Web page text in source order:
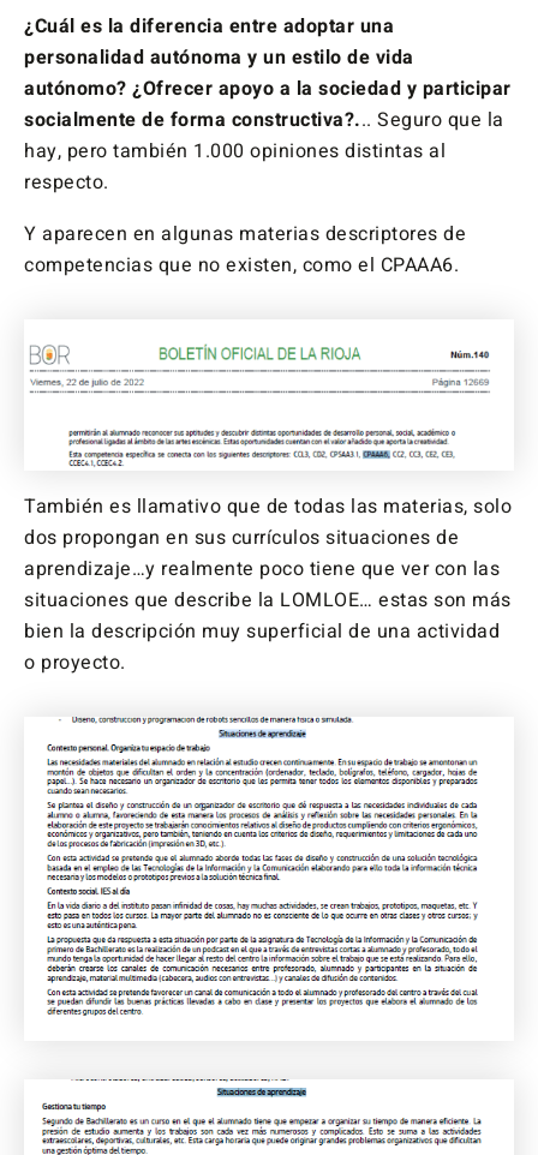
¿Cuál es la diferencia entre adoptar una
personalidad autónoma y un estilo de vida
autónomo? ¿Ofrecer apoyo a la sociedad y participar
socialmente de forma constructiva?... Seguro que la
hay, pero también 1.000 opiniones distintas al
respecto.
Y aparecen en algunas materias descriptores de
competencias que no existen, como el CPAAA6.
También es llamativo que de todas las materias, solo
dos propongan en sus currículos situaciones de
aprendizaje…y realmente poco tiene que ver con las
situaciones que describe la LOMLOE… estas son más
bien la descripción muy superficial de una actividad
o proyecto.